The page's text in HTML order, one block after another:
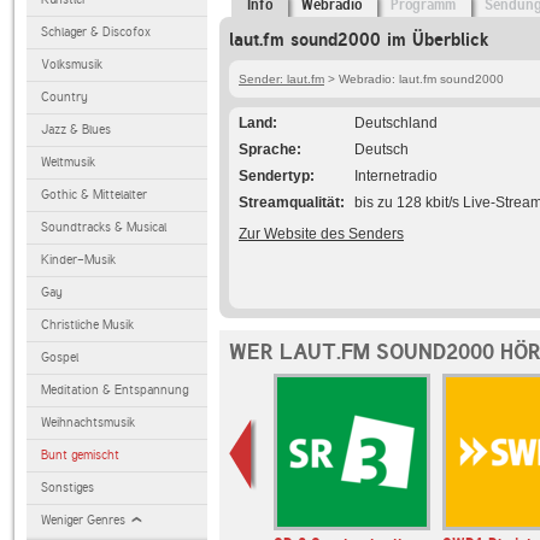
Schlager & Discofox
Volksmusik
Country
Jazz & Blues
Weltmusik
Gothic & Mittelalter
Soundtracks & Musical
Kinder-Musik
Gay
Christliche Musik
Gospel
Meditation & Entspannung
Weihnachtsmusik
Bunt gemischt
Sonstiges
Weniger Genres
Info Webradio Programm
laut.fm sound2000 im Überblick
Sender: laut.fm > Webradio: laut.fm sound2000
Land
Deutschland
Sprache
Deutsch
Sendertyp
Internetradio
Streamqualität
bis zu 128 kbit/s Live-
Zur Website des Senders
WER LAUT.FM SOUND2000